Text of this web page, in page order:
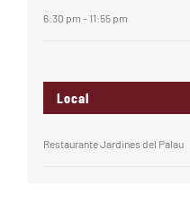
6:30 pm - 11:55 pm
Local
Restaurante Jardines del Palau